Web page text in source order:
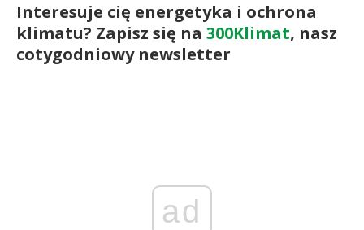
Interesuje cię energetyka i ochrona
klimatu? Zapisz się na 300Klimat, nasz
cotygodniowy newsletter
ad